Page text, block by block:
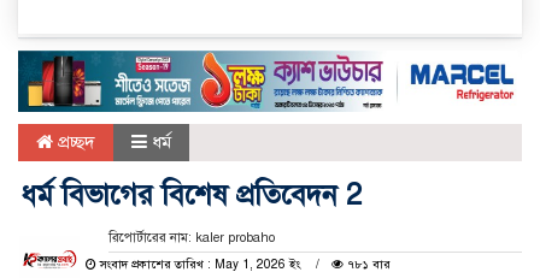
প্রচ্ছদ ধর্ম
ধর্ম বিভাগের বিশেষ প্রতিবেদন 2
রিপোর্টারের নাম: kaler probaho
সংবাদ প্রকাশের তারিখ : May 1, 2026 ইং
৭৮১ বার